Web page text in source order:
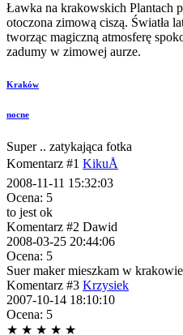
Ławka na krakowskich Plantach
otoczona zimową ciszą. Światła
tworząc magiczną atmosferę
zadumy w zimowej aurze.
Kraków
nocne
Super .. zatykająca fotka
Komentarz #1 KikuÅ
2008-11-11 15:32:03
Ocena: 5
to jest ok
Komentarz #2 Dawid
2008-03-25 20:44:06
Ocena: 5
Suer maker mieszkam w
Komentarz #3 Krzysiek
2007-10-14 18:10:10
Ocena: 5
★ ★ ★ ★ ★